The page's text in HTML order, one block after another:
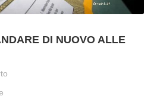
DI NUOVO ALLE